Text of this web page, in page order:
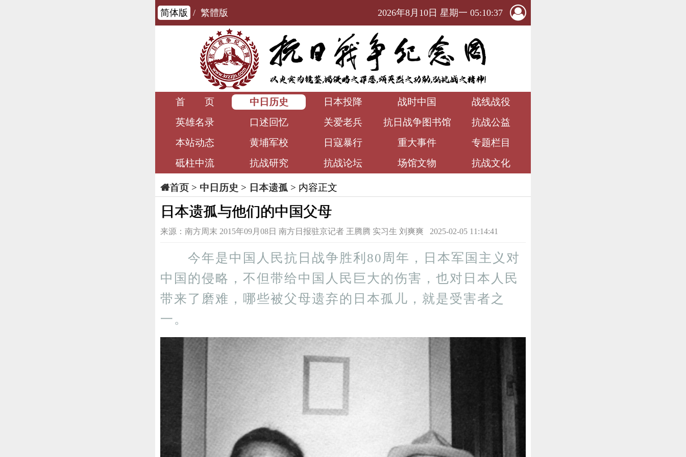
简体版 / 繁體版 2026年8月10日 星期一 05:10:38
首 页 中日历史 日本投降 战时中国
战线战役
英雄名录
口述回忆 关爱老兵 抗日战争图书馆
抗战公益
本站动态
黄埔军校 日寇暴行 重大事件
专题栏目
砥柱中流
抗战研究 抗战论坛 场馆文物 抗战文化
首页> 中日历史 > 日本遗孤 > 内容正文
日本遗孤与他们的中国父母
来源：南方周末 2015年09月08日 南方日报驻京记者 王腾腾 实习生 刘爽爽 2025-02-05 11:14:41
今年是中国人民抗日战争胜利80周年，日本军国主义对
中国的侵略，不但带给中国人民巨大的伤害，也对日本人民
带来了磨难，哪些被父母遗弃的日本孤儿，就是受害者之
一。